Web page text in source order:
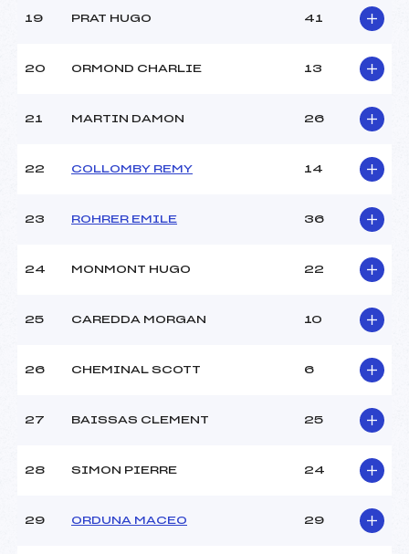
19 PRAT HUGO 41
20 ORMOND CHARLIE 13
21 MARTIN DAMON 26
22 COLLOMBY REMY 14
23 ROHRER EMILE 36
24 MONMONT HUGO 22
25 CAREDDA MORGAN 10
26 CHEMINAL SCOTT 6
27 BAISSAS CLEMENT 25
28 SIMON PIERRE 24
29 ORDUNA MACEO 29